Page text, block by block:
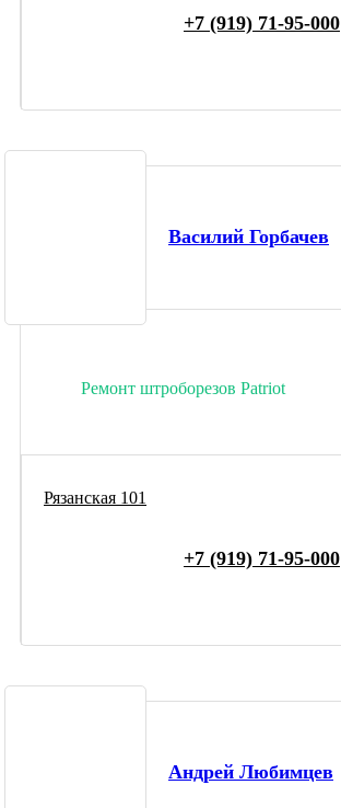
+7 (919) 71-95-000
Василий Горбачев
Ремонт штроборезов Patriot
Рязанская 101
+7 (919) 71-95-000
Андрей Любимцев